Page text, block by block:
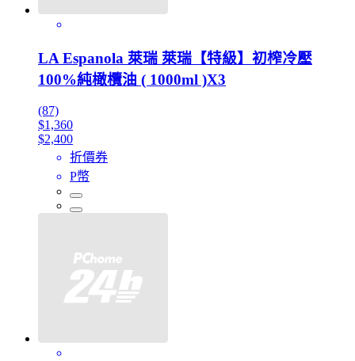
LA Espanola 萊瑞 萊瑞【特級】初榨冷壓
100%純橄欖油 ( 1000ml )X3
(87)
$1,360
$2,400
折價券
P幣